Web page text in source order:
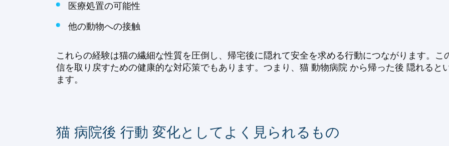
医療処置の可能性
他の動物への接触
これらの経験は猫の繊細な性質を圧倒し、帰宅後に隠れて安全を求める行動につながります。
信を取り戻すための健康的な対応策でもあります。つまり、猫 動物病院 から帰った後 隠れると
ます。
猫 病院後 行動 変化としてよく見られるもの